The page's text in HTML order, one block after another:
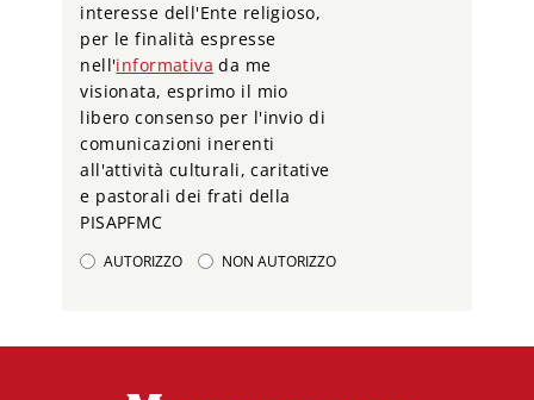
interesse dell'Ente religioso,
per le finalità espresse
nell'informativa da me
visionata, esprimo il mio
libero consenso per l'invio di
comunicazioni inerenti
all'attività culturali, caritative
e pastorali dei frati della
PISAPFMC
AUTORIZZO NON AUTORIZZO